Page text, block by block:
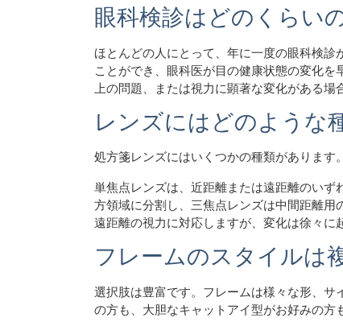
眼科検診はどのくらい
ほとんどの人にとって、年に一度の眼科検
ことができ、眼科医が目の健康状態の変化
上の問題、または視力に顕著な変化がある場
レンズにはどのような
処方箋レンズにはいくつかの種類があります。
単焦点レンズは、近距離または遠距離のい
方領域に分割し、三焦点レンズは中間距離用
遠距離の視力に対応しますが、変化は徐々に
フレームのスタイルは
選択肢は豊富です。フレームは様々な形、
の方も、大胆なキャットアイ型がお好みの方